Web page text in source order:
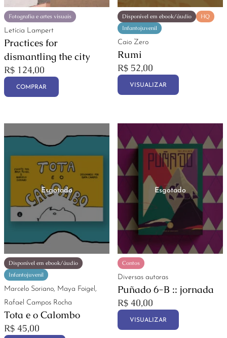
Fotografia e artes visuais
Letícia Lampert
Practices for
dismantling the city
R$ 124,00
COMPRAR
Disponível em ebook/áudio
HQ
Infantojuvenil
Caio Zero
Rumi
R$ 52,00
VISUALIZAR
Disponível em ebook/áudio
Infantojuvenil
Marcelo Soriano, Maya Foigel,
Rafael Campos Rocha
Tota e o Calombo
R$ 45,00
Contos
Diversas autoras
Puñado 6-B :: jornada
R$ 40,00
VISUALIZAR